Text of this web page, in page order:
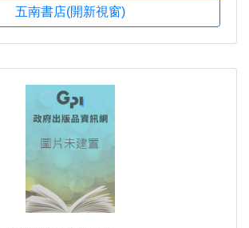
五南書店(開新視窗)